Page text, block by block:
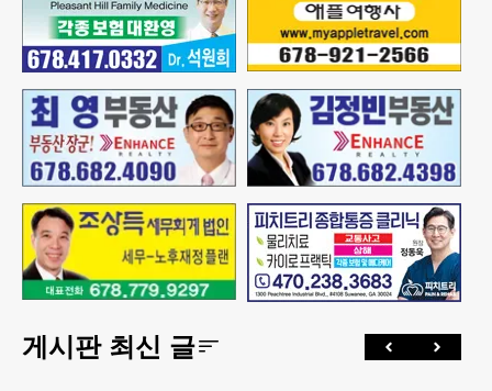
게시판 최신 글